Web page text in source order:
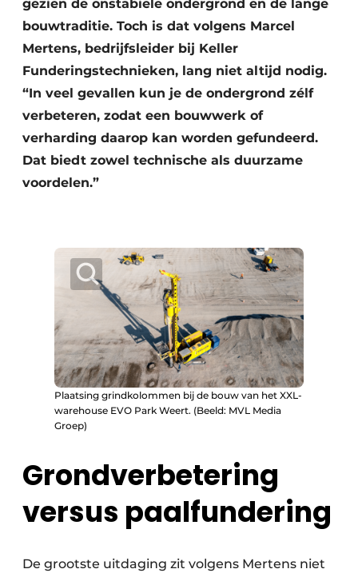
Sloop & Recycling
Bouwtransport
Machines & Materieel
gezien de onstabiele ondergrond en de lange
bouwtraditie. Toch is dat volgens Marcel
Mertens, bedrijfsleider bij Keller
Funderingstechnieken, lang niet altijd nodig.
“In veel gevallen kun je de ondergrond zélf
verbeteren, zodat een bouwwerk of
verharding daarop kan worden gefundeerd.
Dat biedt zowel technische als duurzame
voordelen.”
Plaatsing grindkolommen bij de bouw van het XXL-
warehouse EVO Park Weert. (Beeld: MVL Media
Groep)
Grondverbetering
versus paalfundering
De grootste uitdaging zit volgens Mertens niet